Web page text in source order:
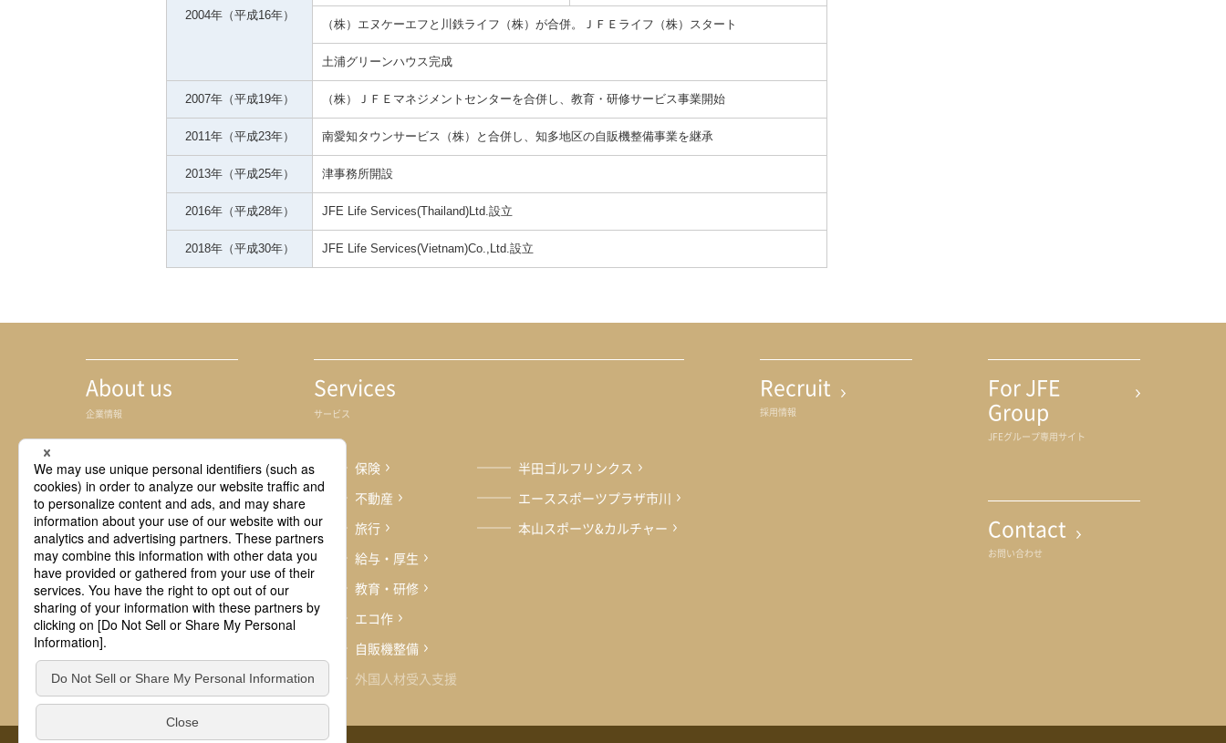
2004年（平成16年）
（株）エヌケーエフと川鉄ライフ（株）が合併。ＪＦＥライフ（株）スタート
土浦グリーンハウス完成
2007年（平成19年） （株）ＪＦＥマネジメントセンターを合併し、教育・研修サービス事業開始
2011年（平成23年） 南愛知タウンサービス（株）と合併し、知多地区の自販機整備事業を継承
2013年（平成25年） 津事務所開設
2016年（平成28年） JFE Life Services(Thailand)Ltd.設立
2018年（平成30年） JFE Life Services(Vietnam)Co.,Ltd.設立
About us
企業情報
ごあいさつ
企業理念
会社概要
事業内容
沿革
事業拠点
Services
サービス
保険
不動産
旅行
給与・厚生
教育・研修
エコ作
自販機整備
外国人材受入支援
半田ゴルフリンクス
エーススポーツプラザ市川
本山スポーツ&カルチャー
Recruit
採用情報
For JFE
Group
JFEグループ専用サイト
Contact
お問い合わせ